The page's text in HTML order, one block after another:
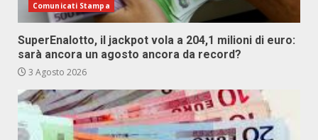
Comunicati Stampa
SuperEnalotto, il jackpot vola a 204,1 milioni di euro:
sarà ancora un agosto ancora da record?
3 Agosto 2026